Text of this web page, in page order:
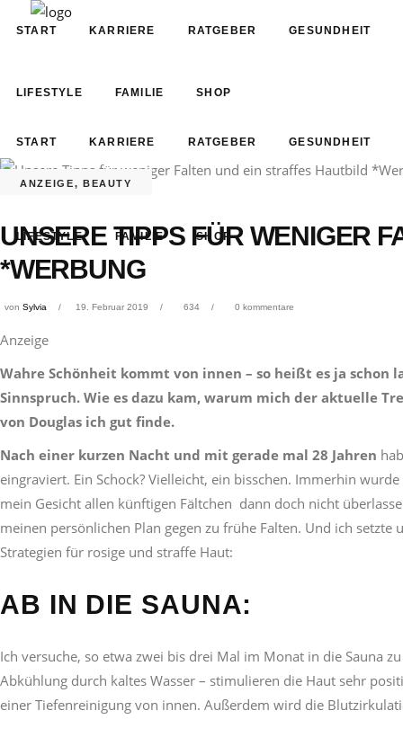
START KARRIERE RATGEBER GESUNDHEIT
LIFESTYLE FAMILIE SHOP
START KARRIERE RATGEBER GESUNDHEIT
LIFESTYLE FAMILIE SHOP
ANZEIGE, BEAUTY
UNSERE TIPPS FÜR WENIGER
*WERBUNG
von Sylvia 19. Februar 2019 634 0 kommentare
Anzeige
Wahre Schönheit kommt von innen – so heißt es ja
Sinnspruch. Wie es dazu kam, warum mich der aktuelle
von Douglas ich gut finde.
Nach einer kurzen Nacht und mit gerade mal 28 Jahren
eingraviert. Ein Schock? Vielleicht, ein bisschen. Immerhin
mein Gesicht allen künftigen Fältchen dann doch nicht
meinen persönlichen Plan gegen zu frühe Falten. Und ich
Strategien für rosige und straffe Haut:
AB IN DIE SAUNA:
Ich versuche, so etwa zwei bis drei Mal im Monat in die Sauna
Abkühlung durch kaltes Wasser – stimulieren die Haut sehr
einer Tiefenreinigung von innen. Außerdem wird die